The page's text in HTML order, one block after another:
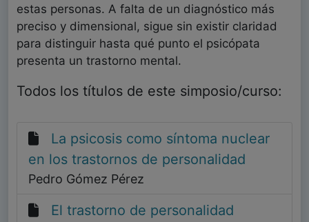
estas personas. A falta de un diagnóstico más
preciso y dimensional, sigue sin existir claridad
para distinguir hasta qué punto el psicópata
presenta un trastorno mental.
Todos los títulos de este simposio/curso:
La psicosis como síntoma nuclear
en los trastornos de personalidad
Pedro Gómez Pérez
El trastorno de personalidad